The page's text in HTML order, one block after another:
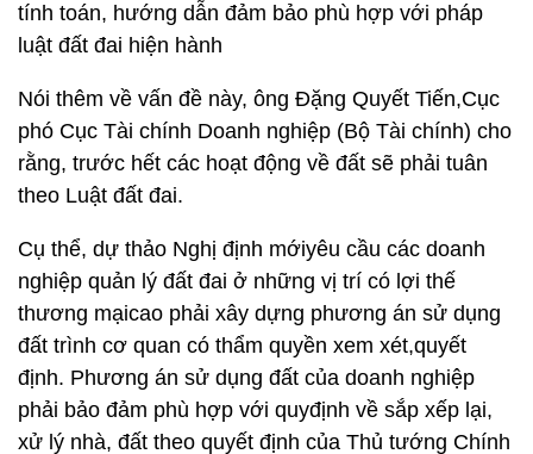
tính toán, hướng dẫn đảm bảo phù hợp với pháp
luật đất đai hiện hành
Nói thêm về vấn đề này, ông Đặng Quyết Tiến,Cục
phó Cục Tài chính Doanh nghiệp (Bộ Tài chính) cho
rằng, trước hết các hoạt động về đất sẽ phải tuân
theo Luật đất đai.
Cụ thể, dự thảo Nghị định mớiyêu cầu các doanh
nghiệp quản lý đất đai ở những vị trí có lợi thế
thương mạicao phải xây dựng phương án sử dụng
đất trình cơ quan có thẩm quyền xem xét,quyết
định. Phương án sử dụng đất của doanh nghiệp
phải bảo đảm phù hợp với quyđịnh về sắp xếp lại,
xử lý nhà, đất theo quyết định của Thủ tướng Chính